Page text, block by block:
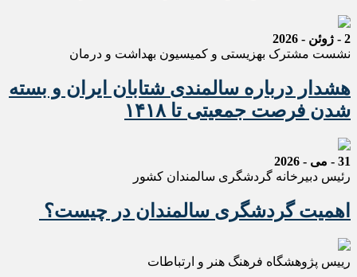
2 - ژوئن - 2026
نشست مشترک بهزیستی و کمیسیون بهداشت و درمان
هشدار درباره سالمندی شتابان ایران و بسته
شدن فرصت جمعیتی تا ۱۴۱۸
31 - می - 2026
رئیس دبیرخانه گردشگری سالمندان کشور
اهمیت گردشگری سالمندان در چیست؟
رییس پژوهشگاه فرهنگ هنر و ارتباطات